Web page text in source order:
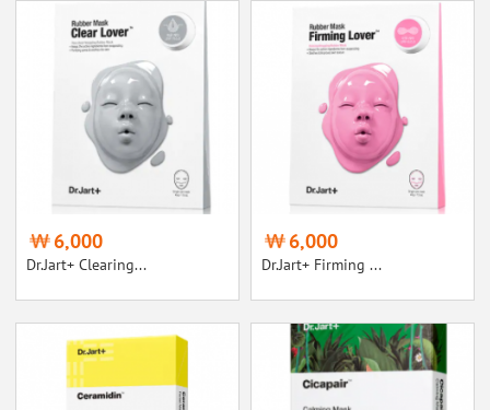
6,000
Dr.Jart+ Clearing...
6,000
Dr.Jart+ Firming ...